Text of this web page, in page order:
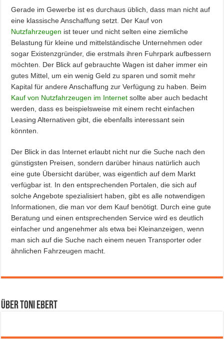
Gerade im Gewerbe ist es durchaus üblich, dass man nicht auf
eine klassische Anschaffung setzt. Der Kauf von
Nutzfahrzeugen ist teuer und nicht selten eine ziemliche
Belastung für kleine und mittelständische Unternehmen oder
sogar Existenzgründer, die erstmals ihren Fuhrpark aufbessern
möchten. Der Blick auf gebrauchte Wagen ist daher immer ein
gutes Mittel, um ein wenig Geld zu sparen und somit mehr
Kapital für andere Anschaffung zur Verfügung zu haben. Beim
Kauf von Nutzfahrzeugen im Internet sollte aber auch bedacht
werden, dass es beispielsweise mit einem recht einfachen
Leasing Alternativen gibt, die ebenfalls interessant sein
könnten.
Der Blick in das Internet erlaubt nicht nur die Suche nach den
günstigsten Preisen, sondern darüber hinaus natürlich auch
eine gute Übersicht darüber, was eigentlich auf dem Markt
verfügbar ist. In den entsprechenden Portalen, die sich auf
solche Angebote spezialisiert haben, gibt es alle notwendigen
Informationen, die man vor dem Kauf benötigt. Durch eine gute
Beratung und einen entsprechenden Service wird es deutlich
einfacher und angenehmer als etwa bei Kleinanzeigen, wenn
man sich auf die Suche nach einem neuen Transporter oder
ähnlichen Fahrzeugen macht.
Über Toni Ebert